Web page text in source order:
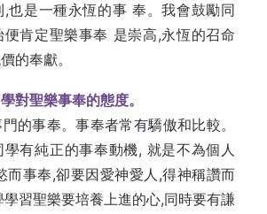
也是一種永恆的事 奉。我會鼓勵同
肯定聖樂事奉 是崇高,永恆的召命
的奉獻。
對聖樂事奉的態度。
的事奉。事奉者常有驕傲和比較。
有純正的事奉動機, 就是不為個人
而事奉,卻要因愛神愛人,得神稱讚而
習聖樂要培養上進的心,同時要有謙